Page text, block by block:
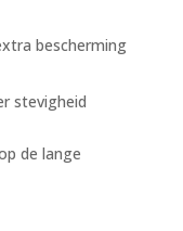
bescherming
stevigheid
de lange